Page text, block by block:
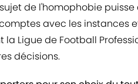
de l'homophobie
avec les instances
Ligue de Football
décisions.